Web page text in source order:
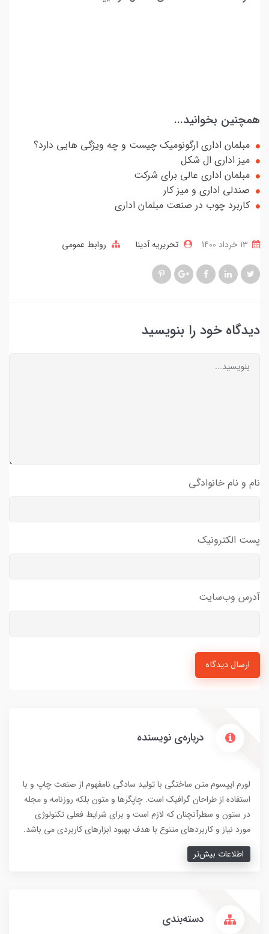
همچنین بخوانید...
مبلمان اداری ارگونومیک چیست و چه ویژگی هایی دارد؟
میز اداری ال شکل
مبلمان اداری عالی برای شرکت
صندلی اداری و میز کار
کاربرد چوب در صنعت مبلمان اداری
تحریریه آدینا روابط عمومی
دیدگاه خود را بنویسید
نام و نام خانوادگی
پست الکترونیک
آدرس وب‌سایت
ارسال دیدگاه
درباره‌ی نویسنده
لورم ایپسوم متن ساختگی با تولید سادگی نامفهوم از صنعت چاپ و با
استفاده از طراحان گرافیک است. چاپگرها و متون بلکه روزنامه و مجله
در ستون و سطرآنچنان که لازم است و برای شرایط فعلی تکنولوژی
مورد نیاز و کاربردهای متنوع با هدف بهبود ابزارهای کاربردی می باشد.
اطلاعات بیش‌تر
دسته‌بندی